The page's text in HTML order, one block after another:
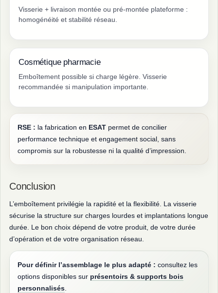
Visserie + livraison montée ou pré-montée plateforme :
homogénéité et stabilité réseau.
Cosmétique pharmacie
Emboîtement possible si charge légère. Visserie
recommandée si manipulation importante.
RSE : la fabrication en ESAT permet de concilier
performance technique et engagement social, sans
compromis sur la robustesse ni la qualité d’impression.
Conclusion
L’emboîtement privilégie la rapidité et la flexibilité. La visserie
sécurise la structure sur charges lourdes et implantations longue
durée. Le bon choix dépend de votre produit, de votre durée
d’opération et de votre organisation réseau.
Pour définir l’assemblage le plus adapté : consultez les
options disponibles sur présentoirs & supports bois
personnalisés.